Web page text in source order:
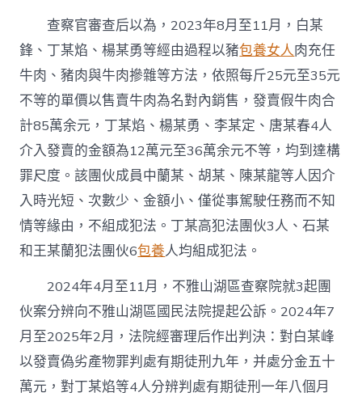
查察官審查后以為，2023年8月至11月，白某
鋒、丁某焰、楊某勇等經由過程以豬包養女人肉充任
牛肉、豬肉與牛肉摻雜等方法，依照每斤25元至35元
不等的單價以售賣牛肉為名對內銷售，發賣假牛肉合
計85萬余元，丁某焰、楊某勇、李某定、唐某春4人
介入發賣的金額為12萬元至36萬余元不等，均到達構
罪尺度。該團伙成員中蘭某、胡某、陳某龍等人因介
入時光短、次數少、金額小、僅從事駕駛任務而不知
情等緣由，不組成犯法。丁某高犯法團伙3人、石某
和王某蘭犯法團伙6包養人均組成犯法。
2024年4月至11月，不雅山湖區查察院就3起團
伙案分辨向不雅山湖區國民法院提起公訴。2024年7
月至2025年2月，法院經審理后作出判決：對白某峰
以發賣偽劣產物罪判處有期徒刑九年，并處分金五十
萬元，對丁某焰等4人分辨判處有期徒刑一年八個月